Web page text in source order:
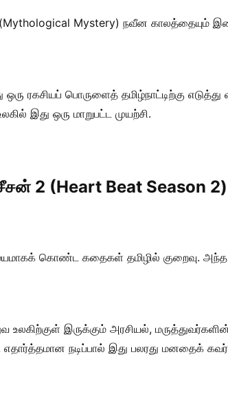
Mystery) நவீன காலத்தையும்
ஒரு ரகசியப் பொருளைத் தமிழ்நாட்டிற்கு
இது ஒரு மாறுபட்ட முயற்சி.
2 (Heart Beat Season 2)
கொண்ட கதைகள் தமிழில் குறைவு. அந்த
உலகிற்குள் இருக்கும் அரசியல்,
நடிப்பால் இது பலரது மனதைக்